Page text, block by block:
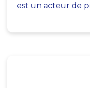
est un acteur de